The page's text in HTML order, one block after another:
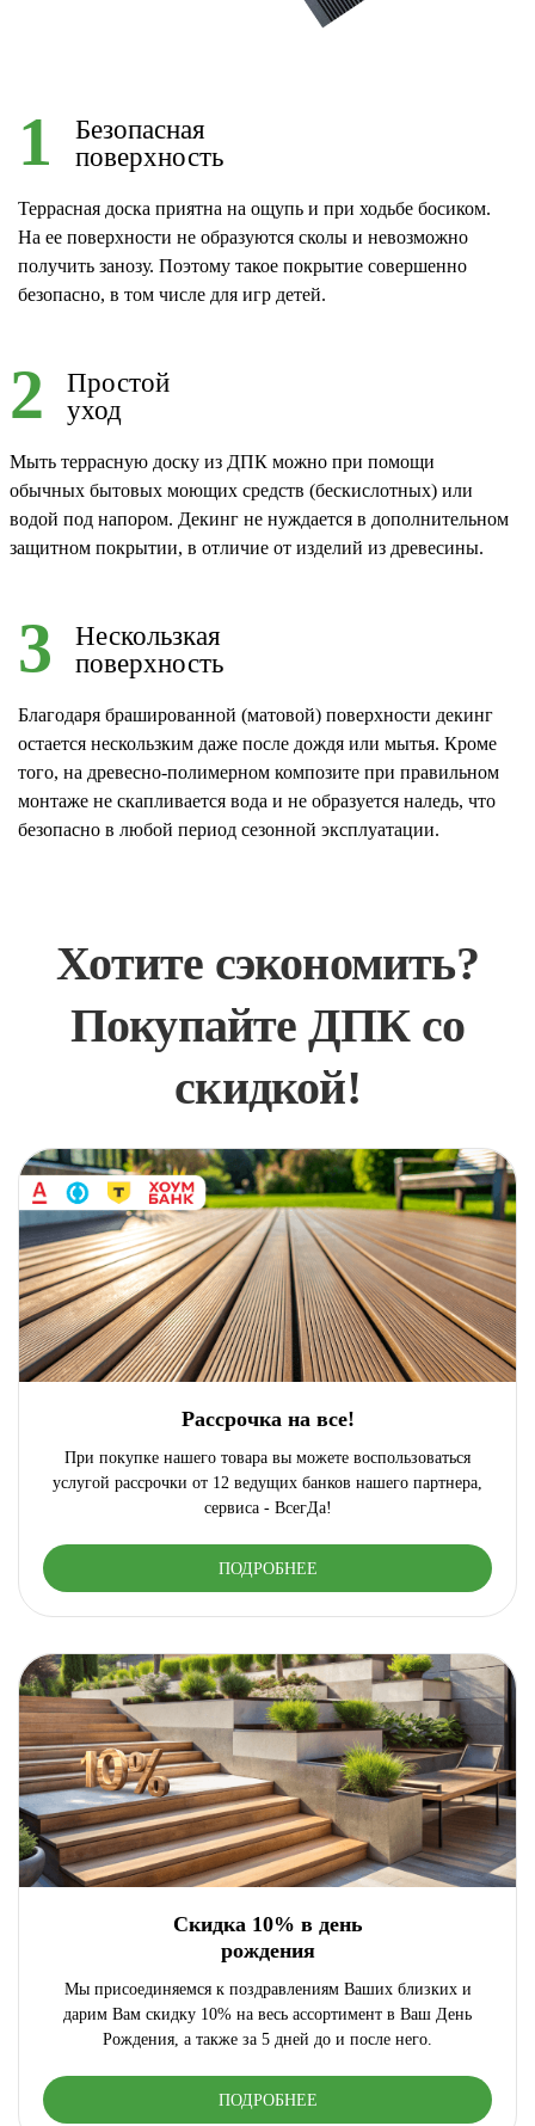
1
Безопасная
поверхность
Террасная доска приятна на ощупь и при ходьбе босиком.
На ее поверхности не образуются сколы и невозможно
получить занозу. Поэтому такое покрытие совершенно
безопасно, в том числе для игр детей.
2
Простой
уход
Мыть террасную доску из ДПК можно при помощи
обычных бытовых моющих средств (бескислотных) или
водой под напором. Декинг не нуждается в дополнительном
защитном покрытии, в отличие от изделий из древесины.
3
Нескользкая
поверхность
Благодаря брашированной (матовой) поверхности декинг
остается нескользким даже после дождя или мытья. Кроме
того, на древесно-полимерном композите при правильном
монтаже не скапливается вода и не образуется наледь, что
безопасно в любой период сезонной эксплуатации.
Хотите сэкономить?
Покупайте ДПК со
скидкой!
Рассрочка на все!
При покупке нашего товара вы можете воспользоваться
услугой рассрочки от 12 ведущих банков нашего партнера,
сервиса - ВсегДа!
ПОДРОБНЕЕ
Скидка 10% в день
рождения
Мы присоединяемся к поздравлениям Ваших близких и
дарим Вам скидку 10% на весь ассортимент в Ваш День
Рождения, а также за 5 дней до и после него.
ПОДРОБНЕЕ